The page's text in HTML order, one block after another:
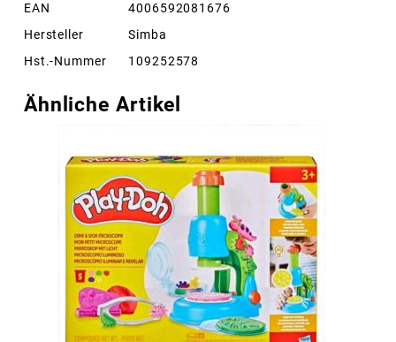
EAN
4006592081676
Hersteller
Simba
Hst.-Nummer
109252578
Ähnliche Artikel